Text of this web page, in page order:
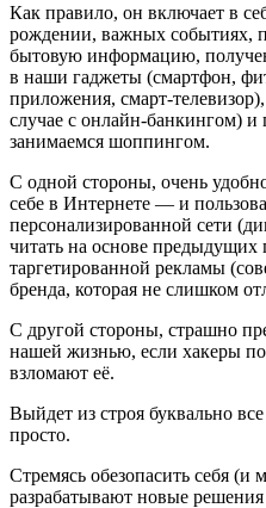
Как правило, он включает в
рождении, важных событиях,
бытовую информацию,
в наши гаджеты (смартфон,
приложения, смарт-
случае с онлайн-банкингом)
занимаемся шоппингом.
С одной стороны, очень
себе в Интернете — и
персонализированной сети
читать на основе предыдущих
таргетированной рекламы
бренда, которая не слишком
С другой стороны, страшно
нашей жизнью, если хакеры
взломают её.
Выйдет из строя буквально
просто.
Стремясь обезопасить себя (и
разрабатывают новые